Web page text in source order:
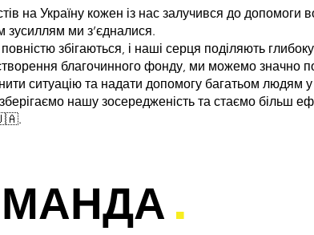
на Україну кожен із нас залучився до допомоги
ми з’єдналися.
збігаються, і наші серця поділяють
благочинного фонду, ми можемо значно
ситуацію та надати допомогу багатьом людям у
нашу зосередженість та стаємо більш
.